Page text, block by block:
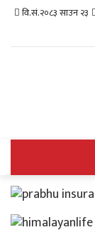
वि.सं.२०८३ साउन २३